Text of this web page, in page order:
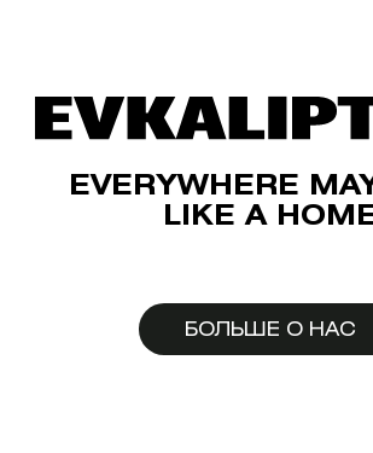
EVERYWHERE
LIKE A
БОЛЬШЕ О НАС